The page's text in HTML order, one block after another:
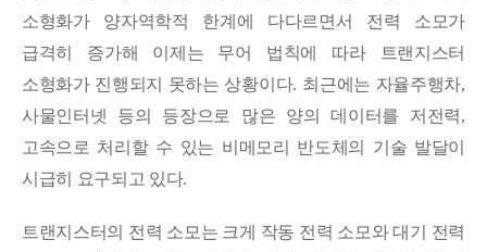
소형화가 양자역학적 한계에 다다르면서 전력 소모가
급격히 증가해 이제는 무어 법칙에 따라 트랜지스터
소형화가 진행되지 못하는 상황이다. 최근에는 자율주행차,
사물인터넷 등의 등장으로 많은 양의 데이터를 저전력,
고속으로 처리할 수 있는 비메모리 반도체의 기술 발달이
시급히 요구되고 있다.
트랜지스터의 전력 소모는 크게 작동 전력 소모와 대기 전력